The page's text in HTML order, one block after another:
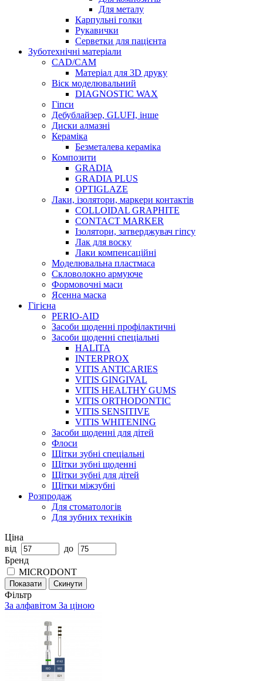
Для металу
Карпульні голки
Рукавички
Серветки для пацієнта
Зуботехнічні матеріали
CAD/CAM
Матеріал для 3D друку
Віск моделювальний
DIAGNOSTIC WAX
Гіпси
Дебублайзер, GLUFI, інше
Диски алмазні
Кераміка
Безметалева кераміка
Композити
GRADIA
GRADIA PLUS
OPTIGLAZE
Лаки, ізолятори, маркери контактів
COLLOIDAL GRAPHITE
CONTACT MARKER
Ізолятори, затверджувач гіпсу
Лак для воску
Лаки компенсаційні
Моделювальна пластмаса
Скловолокно армуюче
Формовочні маси
Ясенна маска
Гігієна
PERIO-AID
Засоби щоденні профілактичні
Засоби щоденні спеціальні
HALITA
INTERPROX
VITIS ANTICARIES
VITIS GINGIVAL
VITIS HEALTHY GUMS
VITIS ORTHODONTIC
VITIS SENSITIVE
VITIS WHITENING
Засоби щоденні для дітей
Флоси
Щітки зубні спеціальні
Щітки зубні щоденні
Щітки зубні для дітей
Щітки міжзубні
Розпродаж
Для стоматологів
Для зубних техніків
Ціна
від
до
Бренд
MICRODONT
Показати Скинути
Фільтр
За алфавітом За ціною